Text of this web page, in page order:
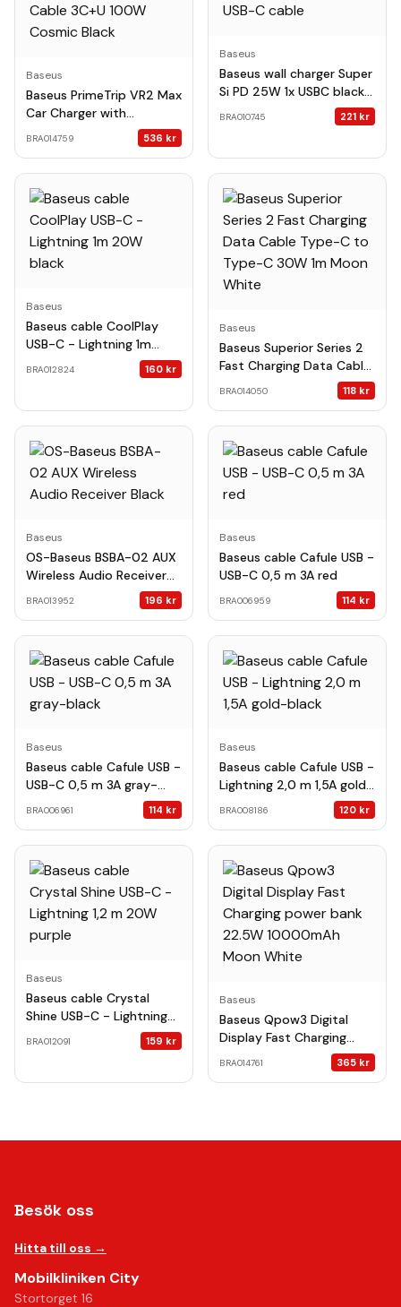
Baseus
Baseus PrimeTrip VR2 Max
Car Charger with
Retractable Cable 3C+U
100W Cosmic Black
BRA014759 536 kr
Baseus
Baseus wall charger Super
Si PD 25W 1x USBC black +
USB-C - USB-C cable
BRA010745 221 kr
Baseus
Baseus cable CoolPlay
USB-C - Lightning 1m
BRA012824 160 kr
Baseus
Baseus Superior Series 2
Fast Charging Data Cable
Type-C to Type-C 30W
BRA014050 118 kr
Baseus
OS-Baseus BSBA-02 AUX
Wireless Audio Receiver
BRA013952 196 kr
Baseus
Baseus cable Cafule USB -
USB-C 0,5 m 3A red
BRA006959 114 kr
Baseus
Baseus cable Cafule USB -
USB-C 0,5 m 3A gray-
BRA006961 114 kr
Baseus
Baseus cable Cafule USB -
Lightning 2,0 m 1,5A gold-
BRA008186 120 kr
Baseus
Baseus cable Crystal
Shine USB-C - Lightning
BRA012091 159 kr
Baseus
Baseus Qpow3 Digital
Display Fast Charging
power bank 22.5W
10000mAh Moon White
BRA014761 365 kr
Besök oss
Hitta till oss →
Mobilkliniken City
Stortorget 16